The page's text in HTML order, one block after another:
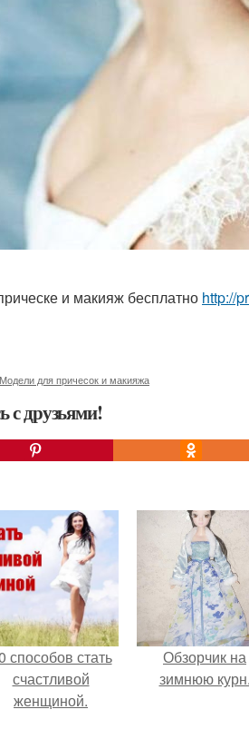
и макияж бесплатно http://
Модели для причесок и макияжа
с друзьями!
способов стать
счастливой
женщиной.
Обзорчик на
зимнюю